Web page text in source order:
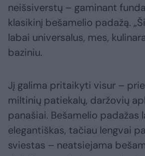
neišsiverstų – gaminant
klasikinį bešamelio padažą.
labai universalus, mes,
baziniu.
Jį galima pritaikyti visur –
miltinių patiekalų, daržovių
panašiai. Bešamelio padažas
elegantiškas, tačiau lengvai
sviestas – neatsiejama